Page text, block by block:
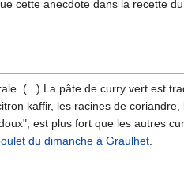
cette anecdote dans la recette du
(...) La pâte de curry vert est
kaffir, les racines de
est plus fort que les autres
du dimanche à Graulhet.